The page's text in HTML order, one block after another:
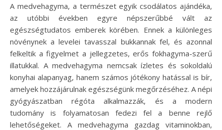
A medvehagyma, a természet egyik csodálatos ajándéka,
az utóbbi években egyre népszerűbbé vált az
egészségtudatos emberek körében. Ennek a különleges
növénynek a levelei tavasszal bukkannak fel, és azonnal
felkeltik a figyelmet a jellegzetes, erős fokhagyma-szerű
illatukkal. A medvehagyma nemcsak ízletes és sokoldalú
konyhai alapanyag, hanem számos jótékony hatással is bír,
amelyek hozzájárulnak egészségünk megőrzéséhez. A népi
gyógyászatban régóta alkalmazzák, és a modern
tudomány is folyamatosan fedezi fel a benne rejlő
lehetőségeket. A medvehagyma gazdag vitaminokban,